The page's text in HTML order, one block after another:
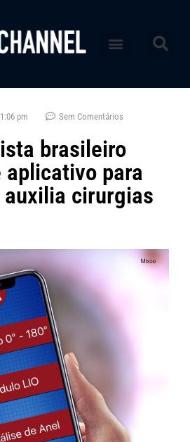
pm Sem Comentários
brasileiro
aplicativo para
cirurgias